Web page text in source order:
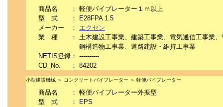
商品名 ： 軽便バイブレーター１ｍ以上
型 式
：
E28FPA 1.5
メーカー
： エクセン
業 種
： 土木建設工事業、建築工事業、電気通信工事業
鋼構造物工事業、道路建設・維持工事業
NETIS登録 ： ----------
CD_No.
： 84202
小型建設機械 ＞ コンクリートバイブレーター ＞ 軽便バイブレーター
商品名 ： 軽便バイブレーター外振型
型 式
：
EPS